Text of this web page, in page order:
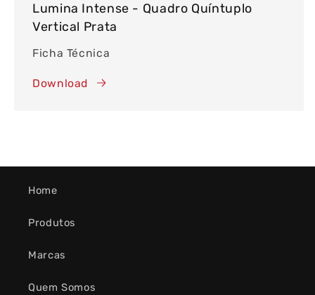
Lumina Intense - Quadro Quíntuplo
Vertical Prata
Ficha Técnica
Download
Home
Produtos
Marcas
Quem Somos